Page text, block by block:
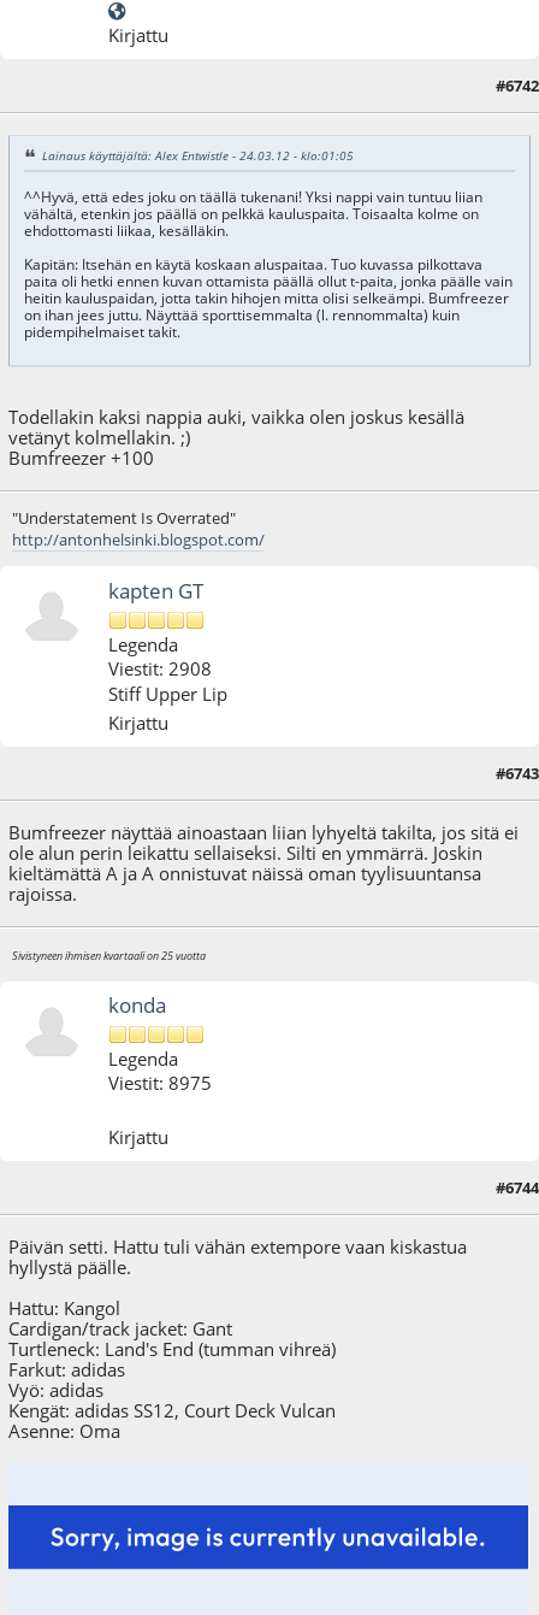
Kirjattu
#6742
Lainaus käyttäjältä: Alex Entwistle - 24.03.12 - klo:01:05
^^Hyvä, että edes joku on täällä tukenani! Yksi nappi vain tuntuu liian
vähältä, etenkin jos päällä on pelkkä kauluspaita. Toisaalta kolme on
ehdottomasti liikaa, kesälläkin.
Kapitän: Itsehän en käytä koskaan aluspaitaa. Tuo kuvassa pilkottava
paita oli hetki ennen kuvan ottamista päällä ollut t-paita, jonka päälle vain
heitin kauluspaidan, jotta takin hihojen mitta olisi selkeämpi. Bumfreezer
on ihan jees juttu. Näyttää sporttisemmalta (l. rennommalta) kuin
pidempihelmaiset takit.
Todellakin kaksi nappia auki, vaikka olen joskus kesällä
vetänyt kolmellakin. ;)
Bumfreezer +100
"Understatement Is Overrated"
http://antonhelsinki.blogspot.com/
kapten GT
Legenda
Viestit: 2908
Stiff Upper Lip
Kirjattu
: 24.03.12 - klo:11:42 käyttäjältä kapten GT
#6743
Bumfreezer näyttää ainoastaan liian lyhyeltä takilta, jos sitä ei
ole alun perin leikattu sellaiseksi. Silti en ymmärrä. Joskin
kieltämättä A ja A onnistuvat näissä oman tyylisuuntansa
rajoissa.
Sivistyneen ihmisen kvartaali on 25 vuotta
konda
Legenda
Viestit: 8975
Kirjattu
: 24.03.12 - klo:12:28 käyttäjältä konda#6744
Päivän setti. Hattu tuli vähän extempore vaan kiskastua
hyllystä päälle.
Hattu: Kangol
Cardigan/track jacket: Gant
Turtleneck: Land's End (tumman vihreä)
Farkut: adidas
Vyö: adidas
Kengät: adidas SS12, Court Deck Vulcan
Asenne: Oma